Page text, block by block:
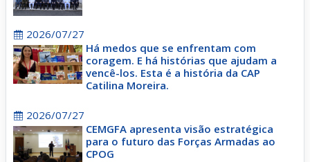
2026/07/27
Há medos que se enfrentam com
coragem. E há histórias que ajudam a
vencê-los. Esta é a história da CAP
Catilina Moreira.
2026/07/27
CEMGFA apresenta visão estratégica
para o futuro das Forças Armadas ao
CPOG